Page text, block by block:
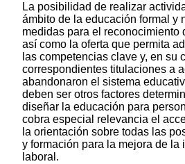
La posibilidad de realizar
ámbito de la educación formal y
medidas para el reconocimiento
así como la oferta que permita
las competencias clave y, en su
correspondientes titulaciones a
abandonaron el sistema
deben ser otros factores
diseñar la educación para
cobra especial relevancia el
la orientación sobre todas las
y formación para la mejora de la
laboral.